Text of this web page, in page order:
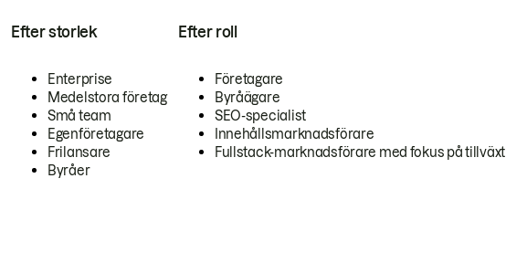
Efter storlek
Enterprise
Medelstora företag
Små team
Egenföretagare
Frilansare
Byråer
Efter roll
Företagare
Byråägare
SEO-specialist
Innehållsmarknadsförare
Fullstack-marknadsförare med fokus på tillväxt